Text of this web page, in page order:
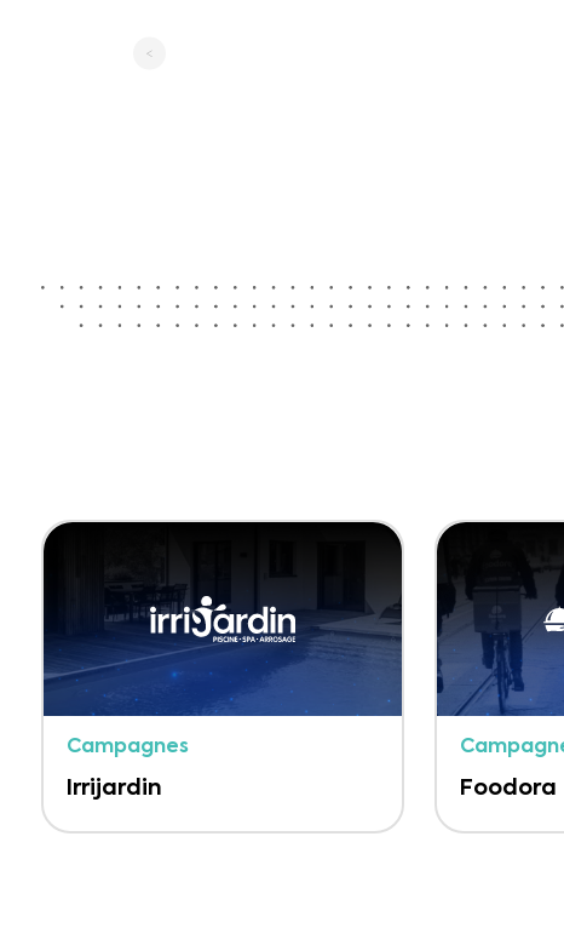
Campagnes
Irrijardin Foodora